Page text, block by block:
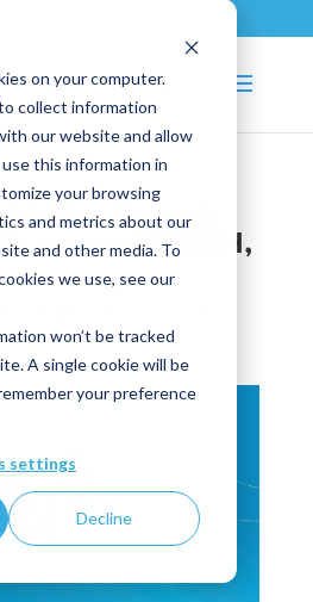
on your computer.
collect information
our website and allow
this information in
your browsing
and metrics about our
and other media. To
we use, see our
won’t be tracked
A single cookie will be
your preference
settings
Decline
– Assurer
son outil SIRH,